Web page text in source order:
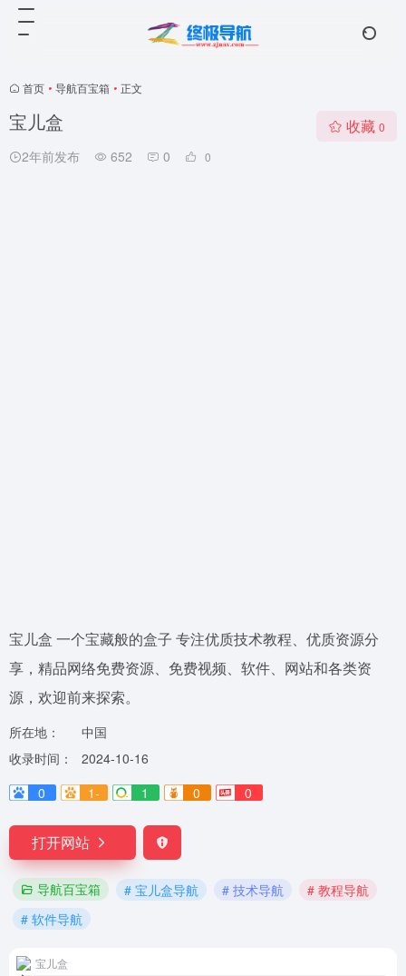
首页 • 导航百宝箱 • 正文
宝儿盒
2年前发布 652 0 0
收藏 0
宝儿盒 一个宝藏般的盒子 专注优质技术教程、优质资源分
享，精品网络免费资源、免费视频、软件、网站和各类资
源，欢迎前来探索。
所在地：
中国
收录时间：
2024-10-16
0
1- 1 0 0
打开网站
导航百宝箱 # 宝儿盒导航 # 技术导航
# 教程导航
# 软件导航
宝儿盒